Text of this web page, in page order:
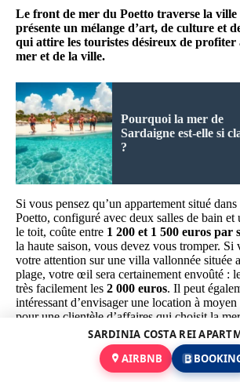
Le front de mer du Poetto traverse la
présente un mélange d’art, de culture et
qui attire les touristes désireux de profiter
mer et de la ville.
Pourquoi la mer de
Sardaigne est-elle si
?
Si vous pensez qu’un appartement situé
Poetto, configuré avec deux salles de bain et
le toit, coûte entre 1 200 et 1 500 euros par
la haute saison, vous devez vous tromper. Si
votre attention sur une villa vallonnée située
plage, votre œil sera certainement envoûté :
très facilement les 2 000 euros. Il peut
intéressant d’envisager une location à
pour une clientèle d’affaires qui choisit la
d’écran quotidien, où la continuité des
une forme très intéressante, même en basse
La question que beaucoup se posent est :
SARDINIA COSTA REI
AIRBNB